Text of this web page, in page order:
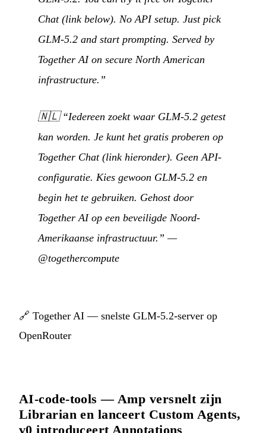
Chat (link below). No API setup. Just pick
GLM-5.2 and start prompting. Served by
Together AI on secure North American
infrastructure.”
🇳🇱“Iedereen zoekt waar GLM-5.2 getest
kan worden. Je kunt het gratis proberen op
Together Chat (link hieronder). Geen API-
configuratie. Kies gewoon GLM-5.2 en
begin het te gebruiken. Gehost door
Together AI op een beveiligde Noord-
Amerikaanse infrastructuur.” —
@togethercompute
🔗 Together AI — snelste GLM-5.2-server op
OpenRouter
AI-code-tools — Amp versnelt zijn
Librarian en lanceert Custom Agents,
v0 introduceert Annotations